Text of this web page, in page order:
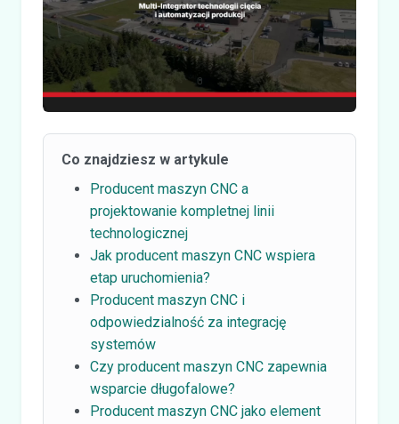
Co znajdziesz w artykule
Producent maszyn CNC a
projektowanie kompletnej linii
technologicznej
Jak producent maszyn CNC wspiera
etap uruchomienia?
Producent maszyn CNC i
odpowiedzialność za integrację
systemów
Czy producent maszyn CNC zapewnia
wsparcie długofalowe?
Producent maszyn CNC jako element